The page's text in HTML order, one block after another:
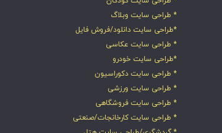
* طراحی سایت وبلاگ
*طراحی سایت دانلود/فروش فایل
* طراحی سایت عکاسی
*طراحی سایت خودرو
* طراحی سایت دکوراسیون
* طراحی سایت ورزشی
* طراحی سایت فروشگاهی
* طراحی سایت کارخانجات/صنعتی